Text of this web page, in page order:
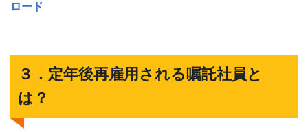
ロード
３．定年後再雇用される嘱託社員と
は？